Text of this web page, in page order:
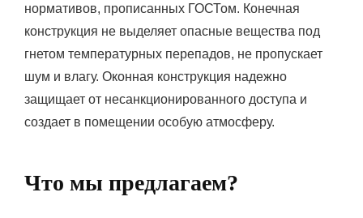
нормативов, прописанных ГОСТом. Конечная
конструкция не выделяет опасные вещества под
гнетом температурных перепадов, не пропускает
шум и влагу. Оконная конструкция надежно
защищает от несанкционированного доступа и
создает в помещении особую атмосферу.
Что мы предлагаем?